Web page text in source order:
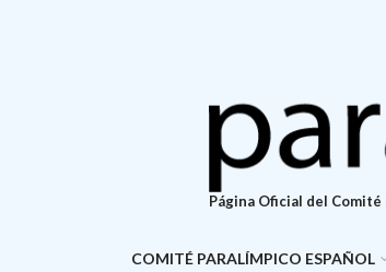
Página Oficial del Comité
COMITÉ PARALÍMPICO ESPAÑOL